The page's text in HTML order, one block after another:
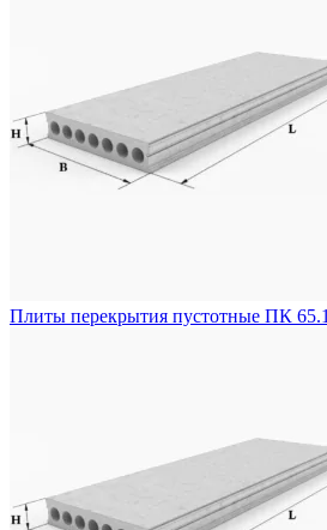
Плиты перекрытия пустотные ПК